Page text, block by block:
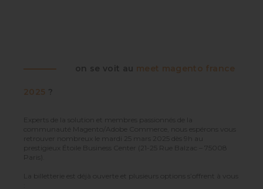
on se voit au meet magento france
2025 ?
Experts de la solution et membres passionnés de la
communauté Magento/Adobe Commerce, nous espérons vous
retrouver nombreux le mardi 25 mars 2025 dès 9h au
prestigieux Étoile Business Center (21-25 Rue Balzac – 75008
Paris).
La billetterie est déjà ouverte et plusieurs options s’offrent à vous